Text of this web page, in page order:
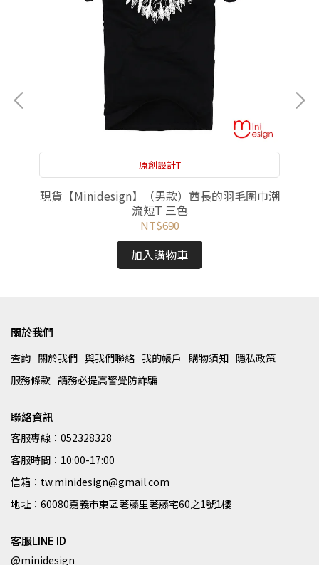
原創設計T
現貨【Minidesign】（男款）酋長的羽毛圍巾潮
流短T 三色
NT$690
加入購物車
關於我們
查詢 關於我們 與我們聯絡 我的帳戶 購物須知 隱私政策
服務條款 請務必提高警覺防詐騙
聯絡資訊
客服專線：052328328
客服時間：10:00-17:00
信箱：tw.minidesign@gmail.com
地址：60080嘉義市東區荖藤里荖藤宅60之1號1樓
客服LINE ID
@minidesign